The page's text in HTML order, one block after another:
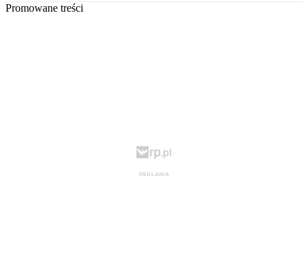
Promowane treści